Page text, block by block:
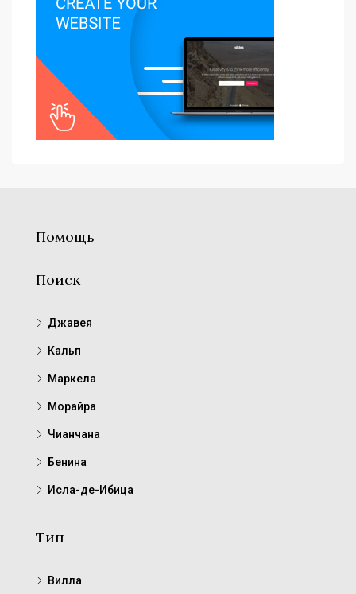
Помощь
Поиск
Джавея
Кальп
Маркела
Морайра
Чианчана
Бенина
Исла-де-Ибица
Тип
Вилла